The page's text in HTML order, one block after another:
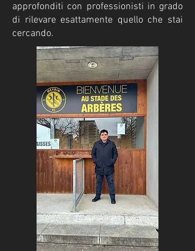
approfonditi con professionisti in grado
di rilevare esattamente quello che stai
cercando.